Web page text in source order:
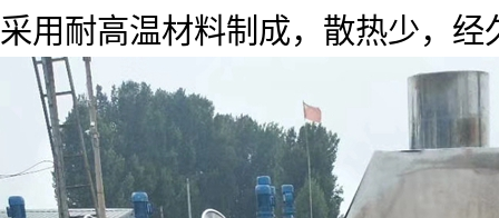
采用耐高温材料制成，散热少，经